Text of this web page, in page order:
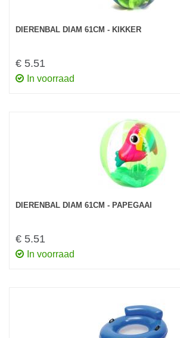
DIERENBAL DIAM 61CM - KIKKER
€ 5.51
In voorraad
DIERENBAL DIAM 61CM - PAPEGAAI
€ 5.51
In voorraad